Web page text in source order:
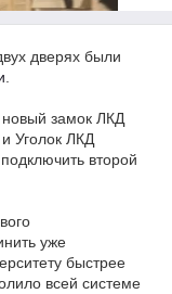
дверях были
замок ЛКД
Уголок ЛКД
второй
уже
быстрее
всей системе